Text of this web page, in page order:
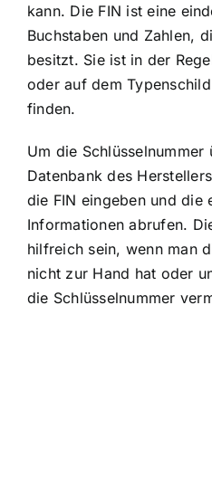
kann. Die FIN ist eine
Buchstaben und Zahlen,
besitzt. Sie ist in der
oder auf dem
finden.
Um die
Datenbank des Herstellers
die FIN eingeben und die
Informationen abrufen.
hilfreich sein, wenn man
nicht zur Hand hat oder
die Schlüsselnummer